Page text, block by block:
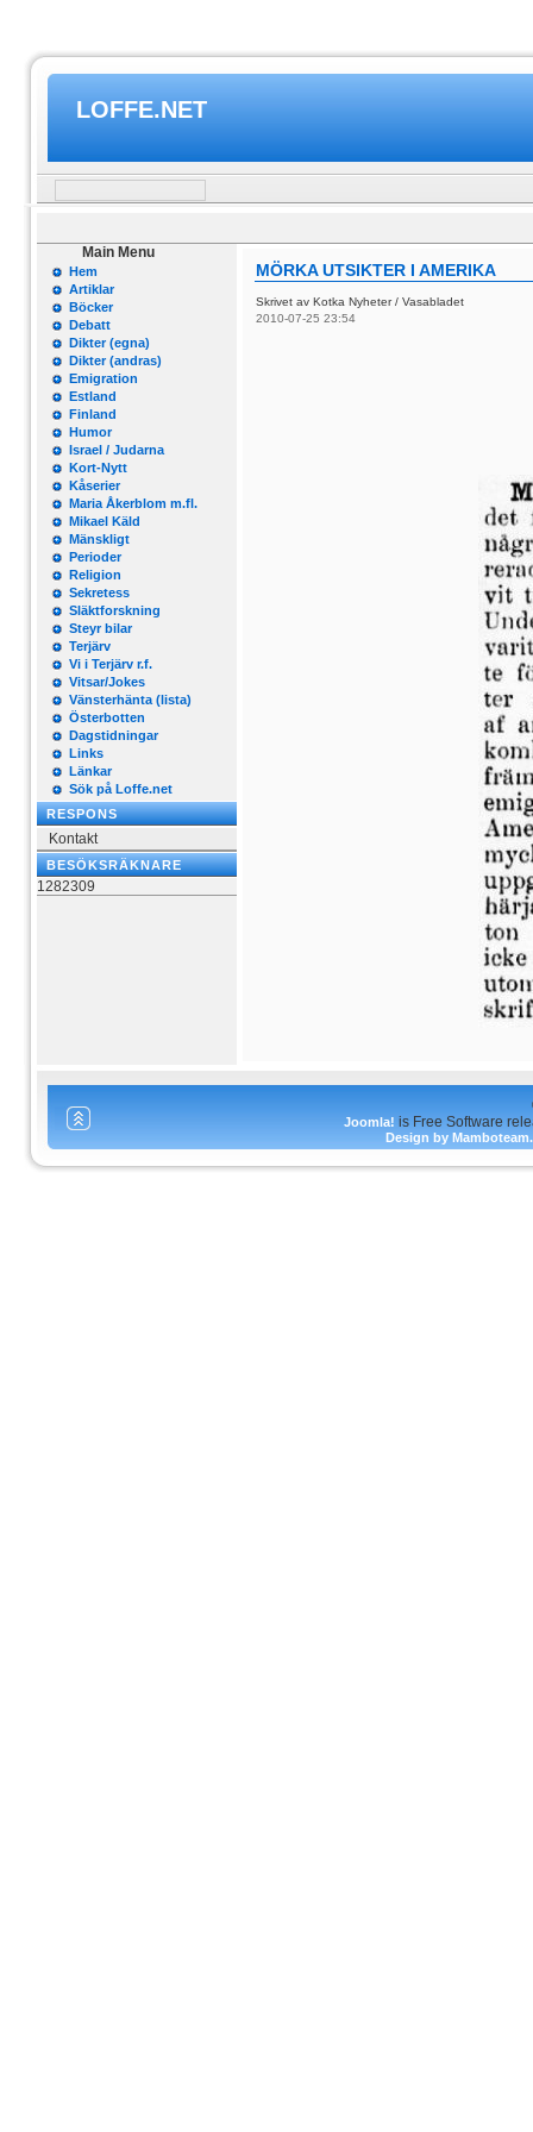
LOFFE.NET
Main Menu
Hem
Artiklar
Böcker
Debatt
Dikter (egna)
Dikter (andras)
Emigration
Estland
Finland
Humor
Israel / Judarna
Kort-Nytt
Kåserier
Maria Åkerblom m.fl.
Mikael Käld
Mänskligt
Perioder
Religion
Sekretess
Släktforskning
Steyr bilar
Terjärv
Vi i Terjärv r.f.
Vitsar/Jokes
Vänsterhänta (lista)
Österbotten
Dagstidningar
Links
Länkar
Sök på Loffe.net
RESPONS
Kontakt
BESÖKSRÄKNARE
1282309
MÖRKA UTSIKTER I AMERIKA
Skrivet av Kotka Nyheter / Vasabladet
2010-07-25 23:54
Joomla! is Free Software
Design by